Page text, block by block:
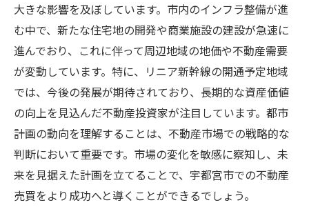
大きな影響を及ぼしています。市内のインフラ整備が進
む中で、新たな住宅地の開発や商業施設の建設が急速に
進んでおり、これに伴って周辺地域の地価や不動産需要
が変動しています。特に、リニア新幹線の開通予定地域
では、今後の発展が期待されており、長期的な資産価値
の向上を見込んだ不動産投資家が注目しています。都市
計画の動向を理解することは、不動産市場での戦略的な
判断において重要です。市場の変化を敏感に察知し、未
来を見据えた計画を立てることで、宇都宮市での不動産
売買をより成功へと導くことができるでしょう。